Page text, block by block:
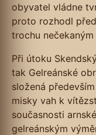
obyvatel vládne
proto rozhodl
trochu
Při útoku
tak Gelreánské
složená
misky vah k
současnosti
gelreánským